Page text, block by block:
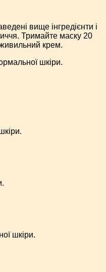
вище інгредієнти і
Тримайте маску 20
живильний крем.
шкіри.
шкіри.